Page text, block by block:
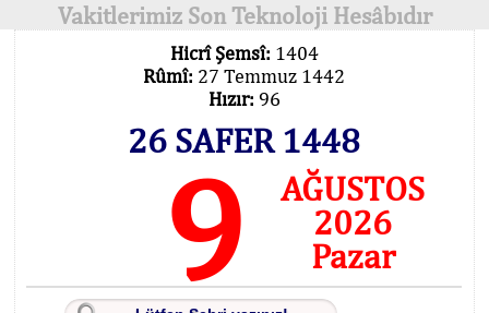
Vakitlerimiz Son Teknoloji Hesâbıdır
Hicrî Şemsî: 1404
Rûmî: 27 Temmuz 1442
Hızır: 96
26 SAFER 1448
9
AĞUSTOS
2026
Pazar